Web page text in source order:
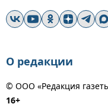
О редакции
© ООО «Редакция
16+